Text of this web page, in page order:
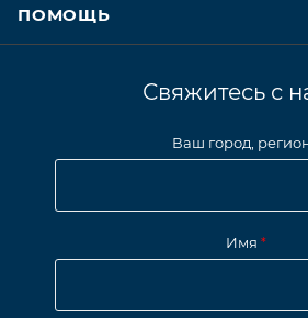
ПОМОЩЬ
Свяжитесь с
Ваш город,
Имя *